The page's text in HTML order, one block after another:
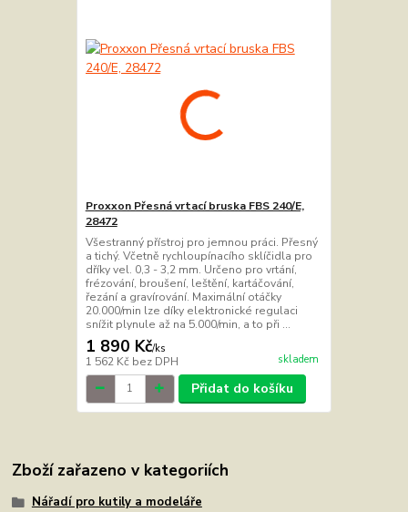
Proxxon Přesná vrtací bruska FBS 240/E,
28472
Všestranný přístroj pro jemnou práci. Přesný
a tichý. Včetně rychloupínacího sklíčidla pro
dříky vel. 0,3 - 3,2 mm. Určeno pro vrtání,
frézování, broušení, leštění, kartáčování,
řezání a gravírování. Maximální otáčky
20.000/min lze díky elektronické regulaci
snížit plynule až na 5.000/min, a to při ...
1 890 Kč/ks
1 562 Kč bez DPH skladem
Přidat do košíku
Zboží zařazeno v kategoriích
Nářadí pro kutily a modeláře